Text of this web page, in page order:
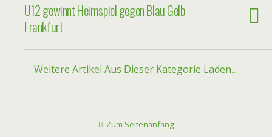
U12 gewinnt Heimspiel gegen Blau Gelb
Frankfurt
Weitere Artikel Aus Dieser Kategorie Laden…
Zum Seitenanfang